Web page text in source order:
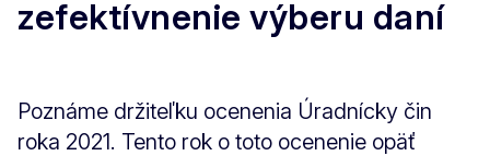
zefektívnenie výberu daní
Poznáme držiteľku ocenenia Úradnícky čin
roka 2021. Tento rok o toto ocenenie opäť